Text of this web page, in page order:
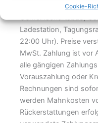
Cookie-
unterschiedlichen
Gemeinschaftsbad)
Ladestation,
22:00 Uhr). Preise
MwSt. Zahlung ist vor
alle gängigen
Vorauszahlung oder
Rechnungen sind
werden Mahnkosten
Rückerstattungen